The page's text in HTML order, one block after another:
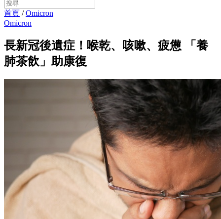
首頁 /Omicron
Omicron
長新冠後遺症！喉乾、咳嗽、疲憊 「養
肺茶飲」助康復